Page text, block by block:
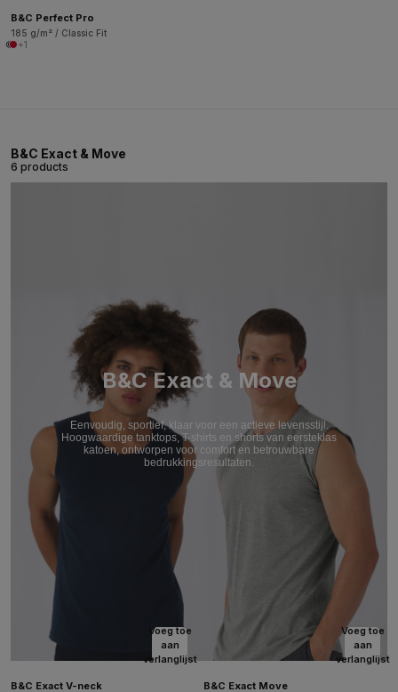
B&C Perfect Pro
185 g/m² / Classic Fit
+1
B&C Exact & Move
6 products
B&C Exact & Move
Eenvoudig, sportief, klaar voor een actieve levensstijl.
Hoogwaardige tanktops, T-shirts en shorts van eersteklas
katoen, ontworpen voor comfort en betrouwbare
bedrukkingsresultaten.
Voeg toe
aan
verlanglijst
B&C Exact V-neck
Voeg toe
aan
verlanglijst
B&C Exact Move